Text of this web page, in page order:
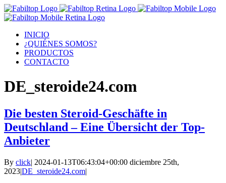
INICIO
¿QUIÉNES SOMOS?
PRODUCTOS
CONTACTO
DE_steroide24.com
Die besten Steroid-Geschäfte in
Deutschland – Eine Übersicht der Top-
Anbieter
By click| 2024-01-13T06:43:04+00:00 diciembre 25th,
2023|DE_steroide24.com|